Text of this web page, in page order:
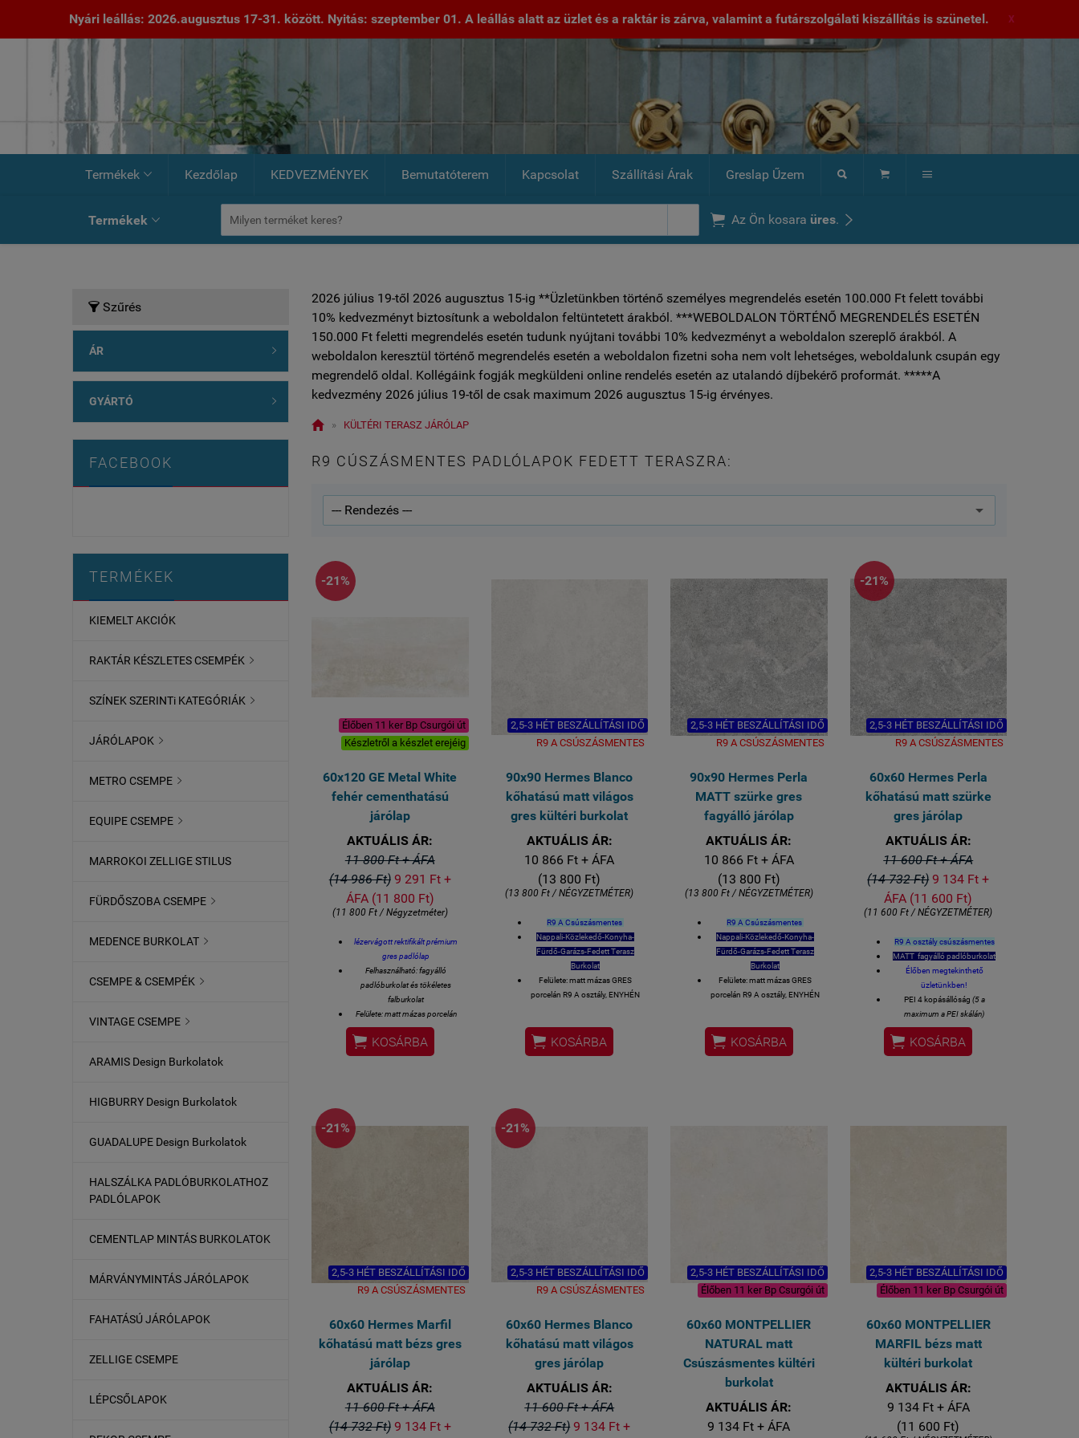
Nyári leállás: 2026.augusztus 17-31. között. Nyitás: szeptember 01. A leállás alatt az üzlet és a raktár is zárva, valamint a futárszolgálati kiszállítás is szünetel. X
Termékek  Kezdőlap KEDVEZMÉNYEK Bemutatóterem Kapcsolat Szállítási Árak Greslap Űzem   
Termékek   Az Ön kosara üres. 
 Szűrés
ÁR 
GYÁRTÓ 
FACEBOOK
TERMÉKEK
KIEMELT AKCIÓK
RAKTÁR KÉSZLETES CSEMPÉK 
SZÍNEK SZERINTi KATEGÓRIÁK 
JÁRÓLAPOK 
METRO CSEMPE 
EQUIPE CSEMPE 
MARROKOI ZELLIGE STILUS
FÜRDŐSZOBA CSEMPE 
MEDENCE BURKOLAT 
CSEMPE & CSEMPÉK 
VINTAGE CSEMPE 
ARAMIS Design Burkolatok
HIGBURRY Design Burkolatok
GUADALUPE Design Burkolatok
HALSZÁLKA PADLÓBURKOLATHOZ
PADLÓLAPOK
CEMENTLAP MINTÁS BURKOLATOK
MÁRVÁNYMINTÁS JÁRÓLAPOK
FAHATÁSÚ JÁRÓLAPOK
ZELLIGE CSEMPE
LÉPCSŐLAPOK
2026 július 19-től 2026 augusztus 15-ig **Üzletünkben történő személyes megrendelés esetén 100.000 Ft felett további
10% kedvezményt biztosítunk a weboldalon feltüntetett árakból. ***WEBOLDALON TÖRTÉNŐ MEGRENDELÉS ESETÉN
150.000 Ft feletti megrendelés esetén tudunk nyújtani további 10% kedvezményt a weboldalon szereplő árakból. A
weboldalon keresztül történő megrendelés esetén a weboldalon fizetni soha nem volt lehetséges, weboldalunk csupán egy
megrendelő oldal. Kollégáink fogják megküldeni online rendelés esetén az utalandó díjbekérő proformát. *****A
kedvezmény 2026 július 19-től de csak maximum 2026 augusztus 15-ig érvényes.
 » KÜLTÉRI TERASZ JÁRÓLAP
R9 CÚSZÁSMENTES PADLÓLAPOK FEDETT TERASZRA:
-21%
Élőben 11 ker Bp Csurgói út
Készletről a készlet erejéig
60x120 GE Metal White
fehér cementhatású
járólap
AKTUÁLIS ÁR:
11 800 Ft + ÁFA
(14 986 Ft) 9 291 Ft +
ÁFA (11 800 Ft)
(11 800 Ft / Négyzetméter)
lézervágott rektifikált prémium
gres padlólap
Felhasználható: fagyálló
padlóburkolat és tökéletes
falburkolat
Felülete: matt mázas porcelán
R9 csúszásmentesség
Lézer-vágott azaz rektifikált
oldalélek
 KOSÁRBA
2,5-3 HÉT BESZÁLLÍTÁSI IDŐ
R9 A CSÚSZÁSMENTES
90x90 Hermes Blanco
kőhatású matt világos
gres kültéri burkolat
AKTUÁLIS ÁR:
10 866 Ft + ÁFA
(13 800 Ft)
(13 800 Ft / NÉGYZETMÉTER)
R9 A Csúszásmentes
Nappali-Közlekedő-Konyha-
Fürdő-Garázs-Fedett Terasz
Burkolat
Felülete: matt mázas GRES
porcelán R9 A osztály, ENYHÉN
oldalélek
90 x90 cm lapméret
 KOSÁRBA
2,5-3 HÉT BESZÁLLÍTÁSI IDŐ
R9 A CSÚSZÁSMENTES
90x90 Hermes Perla
MATT szürke gres
fagyálló járólap
AKTUÁLIS ÁR:
10 866 Ft + ÁFA
(13 800 Ft)
(13 800 Ft / NÉGYZETMÉTER)
R9 A Csúszásmentes
Nappali-Közlekedő-Konyha-
Fürdő-Garázs-Fedett Terasz
Burkolat
Felülete: matt mázas GRES
porcelán R9 A osztály, ENYHÉN
oldalélek
90 x90 cm lapméret
 KOSÁRBA
-21%
2,5-3 HÉT BESZÁLLÍTÁSI IDŐ
R9 A CSÚSZÁSMENTES
60x60 Hermes Perla
kőhatású matt szürke
gres járólap
AKTUÁLIS ÁR:
11 600 Ft + ÁFA
(14 732 Ft) 9 134 Ft +
ÁFA (11 600 Ft)
(11 600 Ft / NÉGYZETMÉTER)
R9 A osztály csúszásmentes
MATT fagyálló padlóburkolat
Élőben megtekinthető
üzletünkben!
PEI 4 kopásállóság (5 a
maximum a PEI skálán)
5% alatti vízfelvétellel, tehát
fagyálló, kültérben is
felhasználható
 KOSÁRBA
-21%
2,5-3 HÉT BESZÁLLÍTÁSI IDŐ
R9 A CSÚSZÁSMENTES
60x60 Hermes Marfil
kőhatású matt bézs gres
járólap
AKTUÁLIS ÁR:
11 600 Ft + ÁFA
(14 732 Ft) 9 134 Ft +
-21%
2,5-3 HÉT BESZÁLLÍTÁSI IDŐ
R9 A CSÚSZÁSMENTES
60x60 Hermes Blanco
kőhatású matt világos
gres járólap
AKTUÁLIS ÁR:
11 600 Ft + ÁFA
(14 732 Ft) 9 134 Ft +
2,5-3 HÉT BESZÁLLÍTÁSI IDŐ
Élőben 11 ker Bp Csurgói út
60x60 MONTPELLIER
NATURAL matt
Csúszásmentes kültéri
burkolat
AKTUÁLIS ÁR:
9 134 Ft + ÁFA
2,5-3 HÉT BESZÁLLÍTÁSI IDŐ
Élőben 11 ker Bp Csurgói út
60x60 MONTPELLIER
MARFIL bézs matt
kültéri burkolat
AKTUÁLIS ÁR:
9 134 Ft + ÁFA
(11 600 Ft)